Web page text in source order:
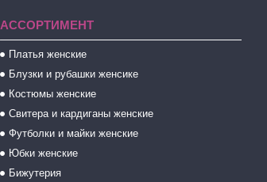
АССОРТИМЕНТ
Платья женские
Блузки и рубашки женсике
Костюмы женские
Свитера и кардиганы женские
Футболки и майки женские
Юбки женские
Бижутерия